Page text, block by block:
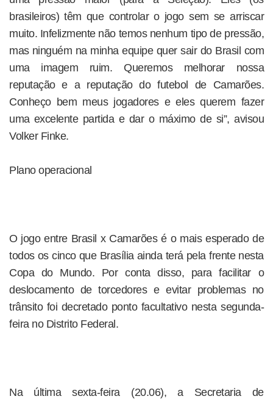
brasileiros) têm que controlar o jogo sem se arriscar
muito. Infelizmente não temos nenhum tipo de pressão,
mas ninguém na minha equipe quer sair do Brasil com
uma imagem ruim. Queremos melhorar nossa
reputação e a reputação do futebol de Camarões.
Conheço bem meus jogadores e eles querem fazer
uma excelente partida e dar o máximo de si”, avisou
Volker Finke.
Plano operacional
O jogo entre Brasil x Camarões é o mais esperado de
todos os cinco que Brasília ainda terá pela frente nesta
Copa do Mundo. Por conta disso, para facilitar o
deslocamento de torcedores e evitar problemas no
trânsito foi decretado ponto facultativo nesta segunda-
feira no Distrito Federal.
Na última sexta-feira (20.06), a Secretaria de